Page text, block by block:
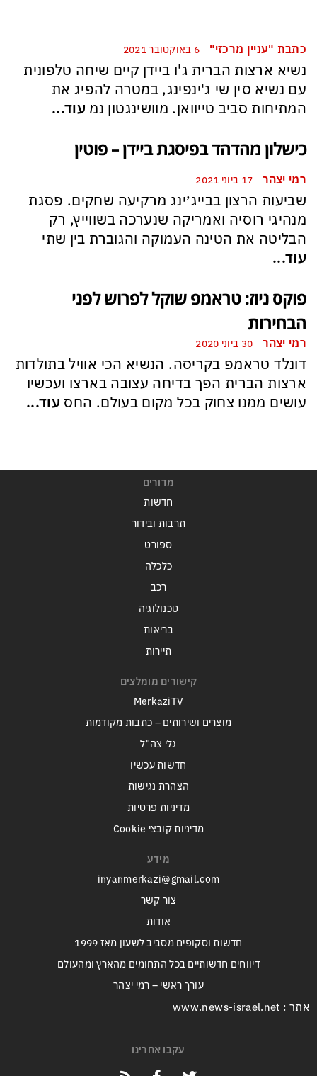
כתבת "עניין מרכזי"
נשיא ארצות הברית ג'ו ביידן קיים שיחה טלפונית
עם נשיא סין שי ג'ינפינג, במטרה להפיג את
המתיחות סביב טייוואן. מוושינגטון נמ עוד...
כישלון מהדהד בפיסגת ביידן – פוטין
רמי יצהר
שביעות הרצון בבייג׳ינג מרקיעה שחקים. פסגת
מנהיגי רוסיה ואמריקה שנערכה בשווייץ, רק
הבליטה את הטינה העמוקה והגוברת בין שתי
עוד...
פוקס ניוז: טראמפ שוקל לפרוש לפני
הבחירות
רמי יצהר
דונלד טראמפ בקריסה. הנשיא הכי אוויל בתולדות
ארצות הברית הפך בדיחה עצובה בארצו ועכשיו
עושים ממנו צחוק בכל מקום בעולם. החס עוד...
מדורים
חדשות
תרבות ובידור
ספורט
כלכלה
רכב
טכנולוגיה
בריאות
תיירות
קישורים מומלצים
MerkaziTV
מוצרים ושירותים – כתבות מקודמות
גלי צה"ל
חדשות עכשיו
הצהרת נגישות
מדיניות פרטיות
מדיניות קובצי Cookie
מידע
inyanmerkazi@gmail.com
צור קשר
אודות
חדשות וסקופים מסביב לשעון מאז 1999
דיווחים חדשותיים בכל התחומים מהארץ ומהעולם
עורך ראשי – רמי יצהר
אתר : www.news-israel.net
עקבו אחרינו